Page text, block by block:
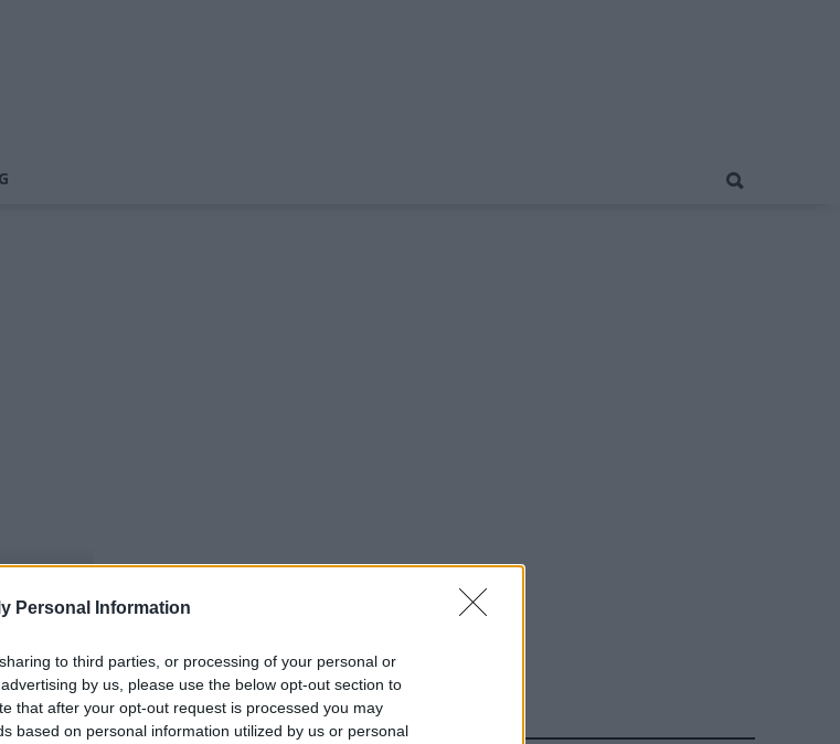
Personal Information
to third parties, or processing of your personal or
by us, please use the below opt-out section to
that after your opt-out request is processed you may
based on personal information utilized by us or personal
HÍRLEVÉL